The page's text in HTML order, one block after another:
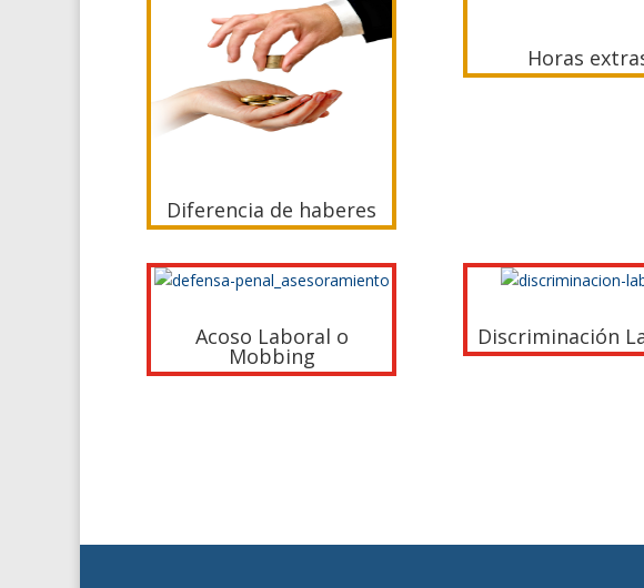
Diferencia de haberes
Horas
Acoso Laboral o
Mobbing
Discriminación